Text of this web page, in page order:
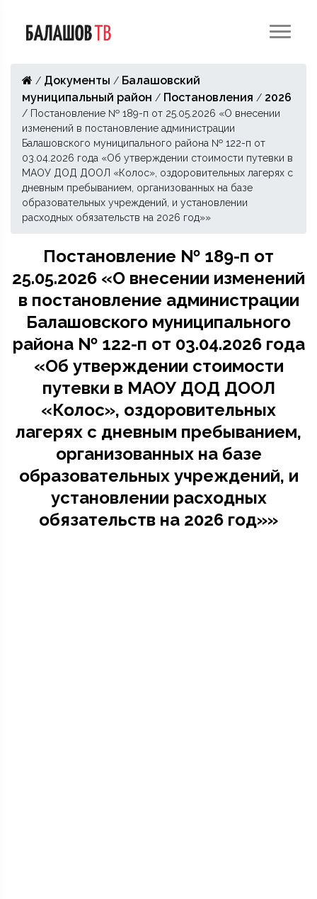
/ Документы / Балашовский
муниципальный район / Постановления / 2026
/ Постановление № 189-п от 25.05.2026 «О внесении
изменений в постановление администрации
Балашовского муниципального района № 122-п от
03.04.2026 года «Об утверждении стоимости путевки в
МАОУ ДОД ДООЛ «Колос», оздоровительных лагерях с
дневным пребыванием, организованных на базе
образовательных учреждений, и установлении
расходных обязательств на 2026 год»»
Постановление № 189-п от
25.05.2026 «О внесении изменений
в постановление администрации
Балашовского муниципального
района № 122-п от 03.04.2026 года
«Об утверждении стоимости
путевки в МАОУ ДОД ДООЛ
«Колос», оздоровительных
лагерях с дневным пребыванием,
организованных на базе
образовательных учреждений, и
установлении расходных
обязательств на 2026 год»»